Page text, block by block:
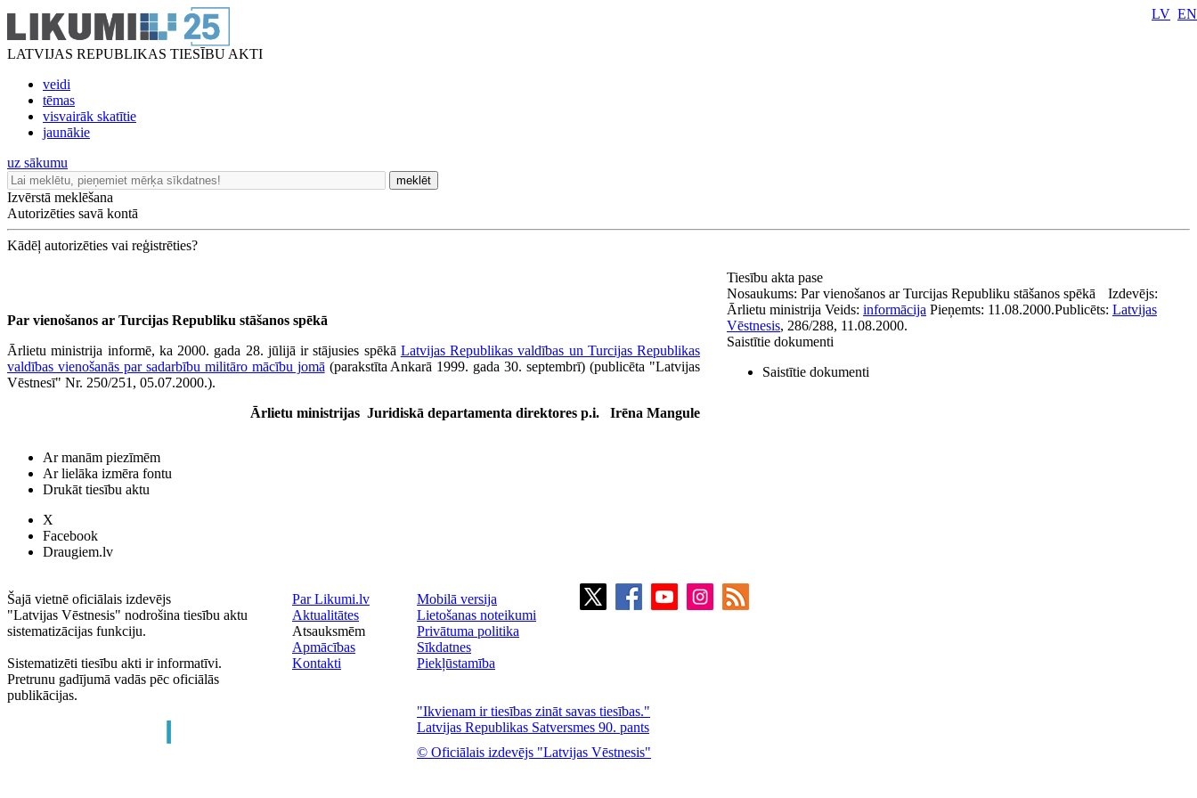
LATVIJAS REPUBLIKAS TIESĪBU AKTI
veidi
tēmas
visvairāk skatītie
jaunākie
LV EN
uz sākumu
meklēt
Izvērstā meklēšana
Autorizēties savā kontā
Kādēļ autorizēties vai reģistrēties?
Par vienošanos ar Turcijas Republiku stāšanos spēkā
Ārlietu ministrija informē, ka 2000. gada 28. jūlijā ir stājusies spēkā Latvijas Republikas valdības un Turcijas Republikas
valdības vienošanās par sadarbību militāro mācību jomā (parakstīta Ankarā 1999. gada 30. septembrī) (publicēta "Latvijas
Vēstnesī" Nr. 250/251, 05.07.2000.).
Ārlietu ministrijas Juridiskā departamenta direktores p.i. Irēna Mangule
Tiesību akta pase
Nosaukums: Par vienošanos ar Turcijas Republiku stāšanos spēkā
Izdevējs:
Ārlietu ministrija Veids: informācija Pieņemts: 11.08.2000.Publicēts: Latvijas
Vēstnesis, 286/288, 11.08.2000.
Saistītie dokumenti
Saistītie dokumenti
Ar manām piezīmēm
Ar lielāka izmēra fontu
Drukāt tiesību aktu
X
Facebook
Draugiem.lv
Šajā vietnē oficiālais izdevējs
"Latvijas Vēstnesis" nodrošina tiesību aktu
sistematizācijas funkciju.
Sistematizēti tiesību akti ir informatīvi.
Pretrunu gadījumā vadās pēc oficiālās
publikācijas.
Par Likumi.lv
Aktualitātes
Atsauksmēm
Apmācības
Kontakti
Mobilā versija
Lietošanas noteikumi
Privātuma politika
Sīkdatnes
Piekļūstamība
"Ikvienam ir tiesības zināt savas tiesības."
Latvijas Republikas Satversmes 90. pants
© Oficiālais izdevējs "Latvijas Vēstnesis"